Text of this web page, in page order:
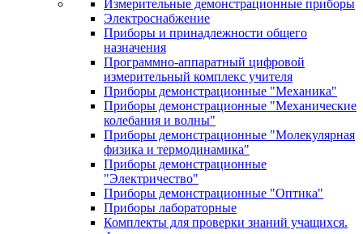
Измерительные демонстрационные приборы
Электроснабжение
Приборы и принадлежности общего
назначения
Программно-аппаратный цифровой
измерительный комплекс учителя
Приборы демонстрационные "Механика"
Приборы демонстрационные "Механические
колебания и волны"
Приборы демонстрационные "Молекулярная
физика и термодинамика"
Приборы демонстрационные
"Электричество"
Приборы демонстрационные "Оптика"
Приборы лабораторные
Комплекты для проверки знаний учащихся.